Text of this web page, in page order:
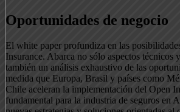
Oportunidades de negocio
El white paper profundiza en las
Insurance. Abarca no sólo aspectos técnicos
también un análisis exhaustivo de las
medida que Europa, Brasil y países como
Chile aceleran la implementación del Open
fundamental para la industria de seguros en